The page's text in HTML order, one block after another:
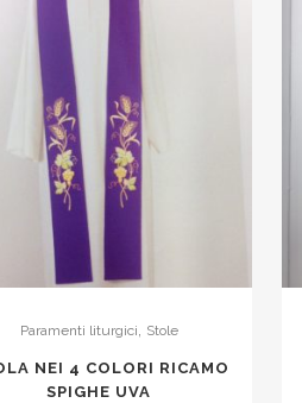
Paramenti liturgici, Stole
NEI 4 COLORI RICAMO
SPIGHE UVA